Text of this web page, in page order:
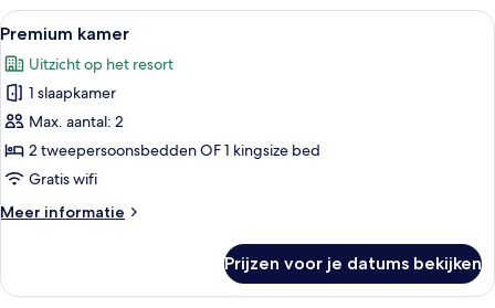
slaapkamer,
uitzicht
resort
Alle
foto's
voor
Premium
kamer
laden
Een hotelkamer met een groot bed,
8
Premium kamer
Uitzicht op het resort
1 slaapkamer
Max. aantal: 2
2 tweepersoonsbedden OF 1 kingsize bed
Gratis wifi
Meer informatie
Meer
kamer
Prijzen voor je datums bekijken